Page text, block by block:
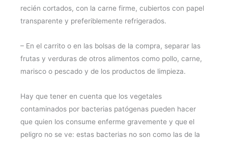
recién cortados, con la carne firme, cubiertos con papel
transparente y preferiblemente refrigerados.
– En el carrito o en las bolsas de la compra, separar las
frutas y verduras de otros alimentos como pollo, carne,
marisco o pescado y de los productos de limpieza.
Hay que tener en cuenta que los vegetales
contaminados por bacterias patógenas pueden hacer
que quien los consume enferme gravemente y que el
peligro no se ve: estas bacterias no son como las de la